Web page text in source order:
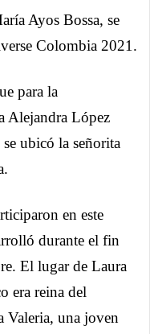
Ayos Bossa, se
Colombia 2021.
para la
Alejandra López
ubicó la señorita
en este
durante el fin
El lugar de Laura
era reina del
Valeria, una joven